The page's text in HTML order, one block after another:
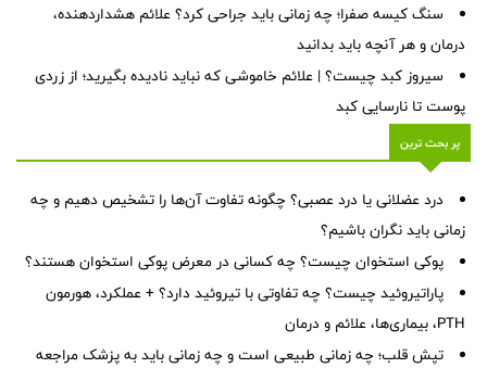
سنگ کیسه صفرا؛ چه زمانی باید جراحی کرد؟ علائم هشداردهنده،
درمان و هر آنچه باید بدانید
سیروز کبد چیست؟ | علائم خاموشی که نباید نادیده بگیرید؛ از زردی
پوست تا نارسایی کبد
پر بحث ترین
درد عضلانی یا درد عصبی؟ چگونه تفاوت آن‌ها را تشخیص دهیم و چه
زمانی باید نگران باشیم؟
پوکی استخوان چیست؟ چه کسانی در معرض پوکی استخوان هستند؟
پاراتیروئید چیست؟ چه تفاوتی با تیروئید دارد؟ + عملکرد، هورمون
PTH، بیماری‌ها، علائم و درمان
تپش قلب؛ چه زمانی طبیعی است و چه زمانی باید به پزشک مراجعه